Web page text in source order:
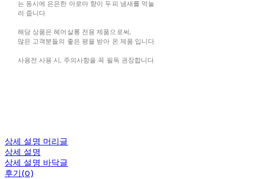
는 동시에 은은한 아로마 향이 두피 냄새를 억눌
러 줍니다.
해당 상품은 헤어살롱 전용 제품으로써,
많은 고객분들의 좋은 평을 받아 온 제품 입니다.
사용전 사용 시, 주의사항을 꼭 필독 권장합니다.
상세 설명 머리글
상세 설명
상세 설명 바닥글
후기(0)